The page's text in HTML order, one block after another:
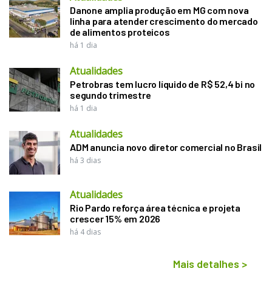
Danone amplia produção em MG com nova
linha para atender crescimento do mercado
de alimentos proteicos
há 1 dia
Atualidades
Petrobras tem lucro líquido de R$ 52,4 bi no
segundo trimestre
há 1 dia
Atualidades
ADM anuncia novo diretor comercial no Brasil
há 3 dias
Atualidades
Rio Pardo reforça área técnica e projeta
crescer 15% em 2026
há 4 dias
Mais detalhes >